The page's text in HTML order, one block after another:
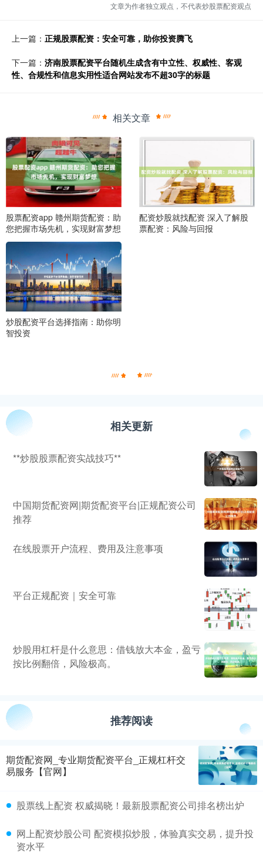
文章为作者独立观点，不代表炒股票配资观点
上一篇： 正规股票配资：安全可靠，助你投资腾飞
下一篇： 济南股票配资平台随机生成含有中立性、权威性、客观
性、合规性和信息实用性适合网站发布不超30字的标题
相关文章
股票配资app 赣州期货配资：助
您把握市场先机，实现财富梦想
配资炒股就找配资 深入了解股
票配资：风险与回报
炒股配资平台选择指南：助你明
智投资
相关更新
**炒股股票配资实战技巧**
中国期货配资网|期货配资平台|正规配资公司
推荐
在线股票开户流程、费用及注意事项
平台正规配资｜安全可靠
炒股用杠杆是什么意思：借钱放大本金，盈亏
按比例翻倍，风险极高。
推荐阅读
期货配资网_专业期货配资平台_正规杠杆交
易服务【官网】
股票线上配资 权威揭晓！最新股票配资公司排名榜出炉
网上配资炒股公司 配资模拟炒股，体验真实交易，提升投
资水平